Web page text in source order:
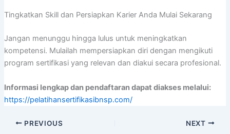
Tingkatkan Skill dan Persiapkan Karier Anda Mulai Sekarang
Jangan menunggu hingga lulus untuk meningkatkan
kompetensi. Mulailah mempersiapkan diri dengan mengikuti
program sertifikasi yang relevan dan diakui secara profesional.
Informasi lengkap dan pendaftaran dapat diakses melalui:
https://pelatihansertifikasibnsp.com/
PREVIOUS NEXT